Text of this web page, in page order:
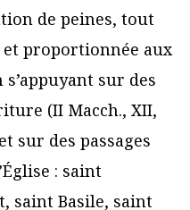
de peines, tout
proportionnée aux
sur des
(II Macch., XII,
sur des passages
: saint
saint Basile, saint